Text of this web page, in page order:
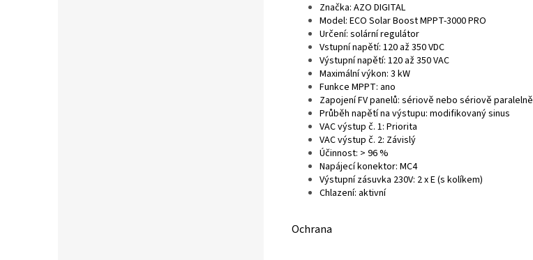
Značka: AZO DIGITAL
Model: ECO Solar Boost MPPT-3000 PRO
Určení: solární regulátor
Vstupní napětí: 120 až 350 VDC
Výstupní napětí: 120 až 350 VAC
Maximální výkon: 3 kW
Funkce MPPT: ano
Zapojení FV panelů: sériově nebo sériově paralelně
Průběh napětí na výstupu: modifikovaný sinus
VAC výstup č. 1: Priorita
VAC výstup č. 2: Závislý
Účinnost: > 96 %
Napájecí konektor: MC4
Výstupní zásuvka 230V: 2 x E (s kolíkem)
Chlazení: aktivní
Ochrana